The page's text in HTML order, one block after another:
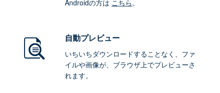
Androidの方は こちら。
自動プレビュー
いちいちダウンロードすることなく、ファ
イルや画像が、ブラウザ上でプレビューさ
れます。